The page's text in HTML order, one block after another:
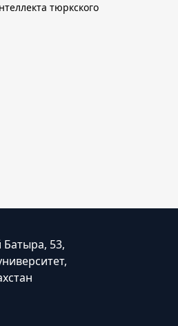
тюркского
53,